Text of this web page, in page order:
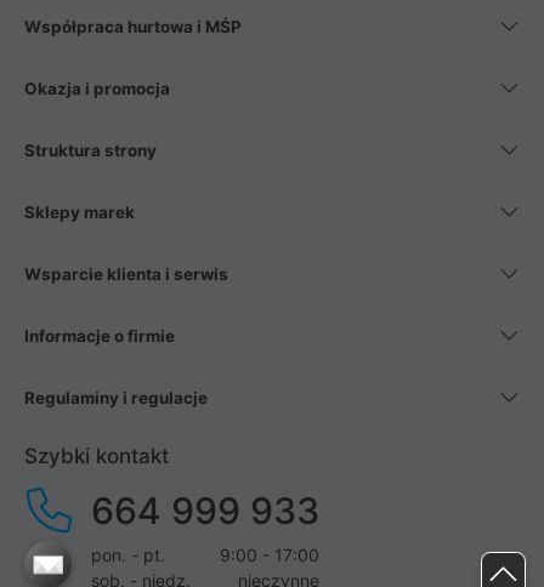
Współpraca hurtowa i MŚP
Okazja i promocja
Struktura strony
Sklepy marek
Wsparcie klienta i serwis
Informacje o firmie
Regulaminy i regulacje
Szybki kontakt
664 999 933
pon. - pt.
9:00 - 17:00
sob. - niedz.
nieczynne